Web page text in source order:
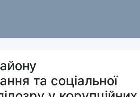
та соціальної